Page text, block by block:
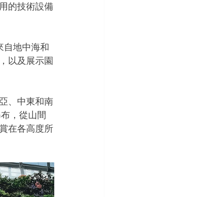
的技術設備
自地中海和
以及展示園
、中東和南
，從山間
在各高度所